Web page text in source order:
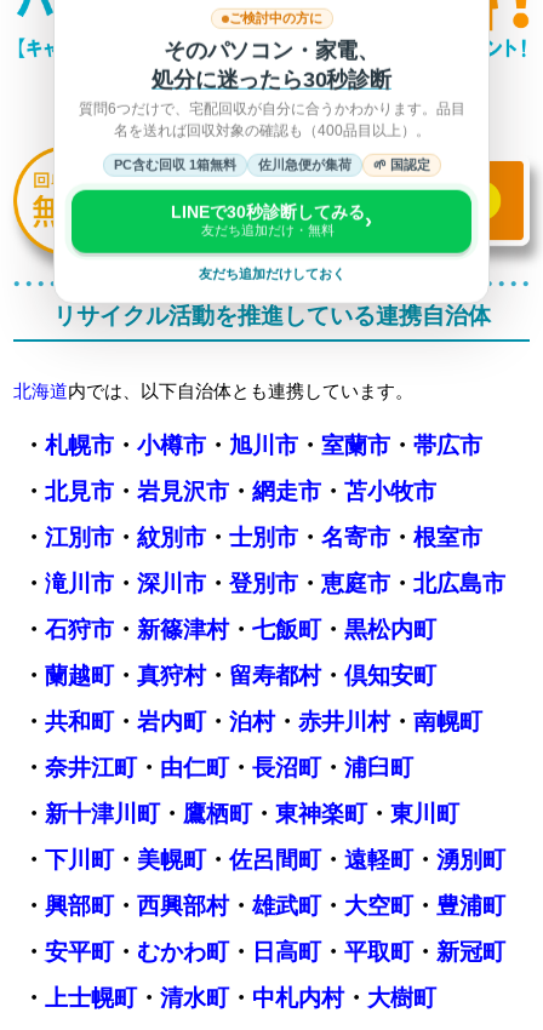
リサイクル活動を推進している連携自治体
北海道内では、以下自治体とも連携しています。
・ 札幌市・ 小樽市・ 旭川市・ 室蘭市・ 帯広市
・ 北見市・ 岩見沢市・ 網走市・ 苫小牧市
・ 江別市・ 紋別市・ 士別市・ 名寄市・ 根室市
・ 滝川市・ 深川市・ 登別市・ 恵庭市・ 北広島市
・ 石狩市・ 新篠津村・ 七飯町・ 黒松内町
・ 蘭越町・ 真狩村・ 留寿都村・ 倶知安町
・ 共和町・ 岩内町・ 泊村・ 赤井川村・ 南幌町
・ 奈井江町・ 由仁町・ 長沼町・ 浦臼町
・ 新十津川町・ 鷹栖町・ 東神楽町・ 東川町
・ 下川町・ 美幌町・ 佐呂間町・ 遠軽町・ 湧別町
・ 興部町・ 西興部村・雄武町・ 大空町・ 豊浦町
・ 安平町・ むかわ町・ 日高町・ 平取町・ 新冠町
・ 上士幌町・ 清水町・ 中札内村・ 大樹町
ご検討中の方に
そのパソコン・家電、
処分に迷ったら30秒診断
質問6つだけで、宅配回収が自分に合うかわかります。品目
名を送れば回収対象の確認も（400品目以上）。
PC含む回収 1箱無料 佐川急便が集荷 🌱 国認定
LINEで30秒診断してみる
友だち追加だけ・無料 ›
友だち追加だけしておく